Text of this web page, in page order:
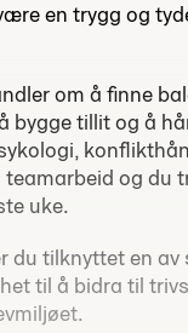
en trygg og
om å finne
bygge tillit og å
og du
uke.
du tilknyttet en av
til å bidra til